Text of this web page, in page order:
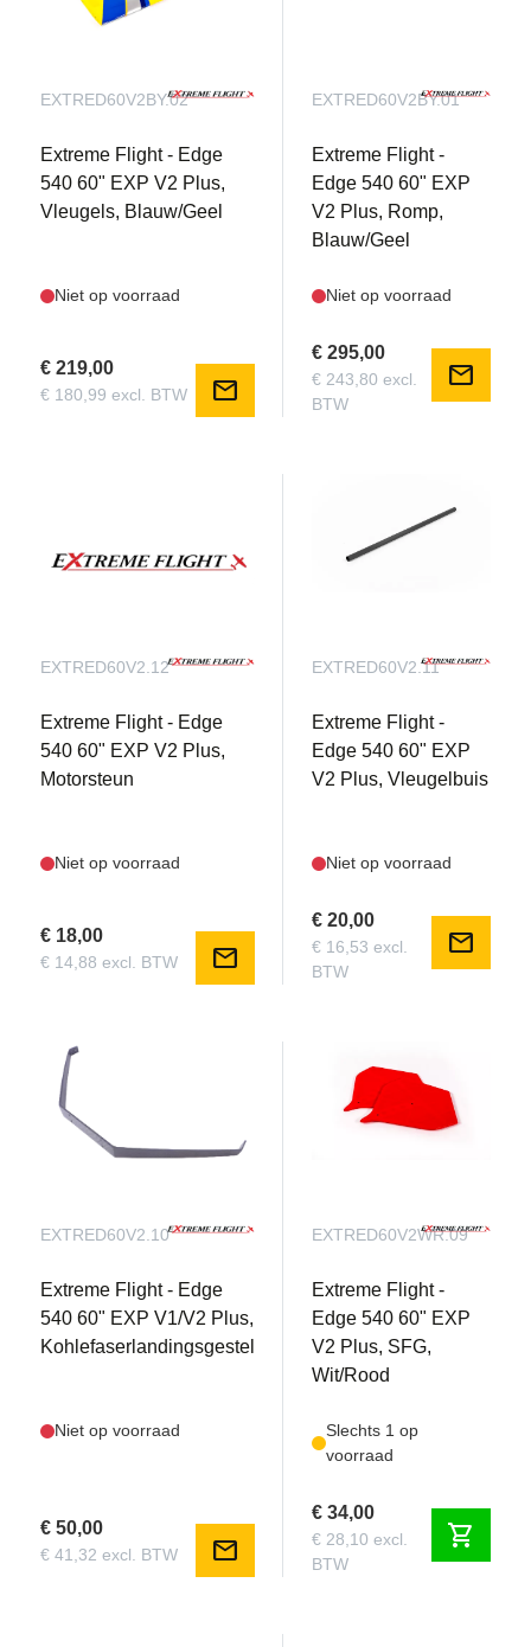
EXTRED60V2BY.02
Extreme Flight - Edge
540 60" EXP V2 Plus,
Vleugels, Blauw/Geel
Niet op voorraad
€ 219,00
€ 180,99 excl. BTW mail
EXTRED60V2BY.01
Extreme Flight -
Edge 540 60" EXP
V2 Plus, Romp,
Blauw/Geel
Niet op voorraad
€ 295,00
€ 243,80 excl.
BTW
mail
EXTRED60V2.12
Extreme Flight - Edge
540 60" EXP V2 Plus,
Motorsteun
Niet op voorraad
€ 18,00
€ 14,88 excl. BTW mail
EXTRED60V2.11
Extreme Flight -
Edge 540 60" EXP
V2 Plus, Vleugelbuis
Niet op voorraad
€ 20,00
€ 16,53 excl.
BTW
mail
EXTRED60V2.10
Extreme Flight - Edge
540 60" EXP V1/V2 Plus,
Kohlefaserlandingsgestel
Niet op voorraad
€ 50,00
€ 41,32 excl. BTW mail
EXTRED60V2WR.09
Extreme Flight -
Edge 540 60" EXP
V2 Plus, SFG,
Wit/Rood
Slechts 1 op
voorraad
€ 34,00
€ 28,10 excl.
BTW
shopping_cart